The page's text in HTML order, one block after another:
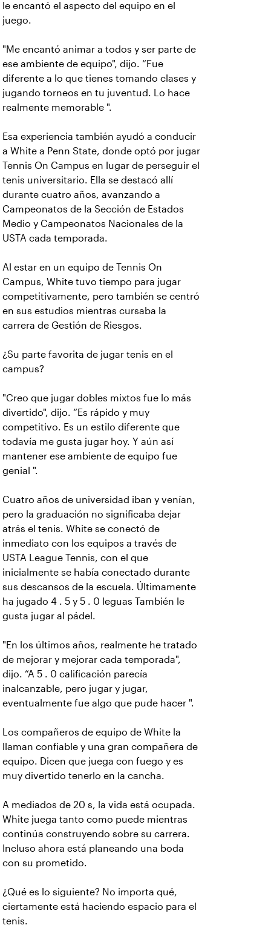
le encantó el aspecto del equipo en el
juego.
"Me encantó animar a todos y ser parte de
ese ambiente de equipo", dijo. “Fue
diferente a lo que tienes tomando clases y
jugando torneos en tu juventud. Lo hace
realmente memorable ".
Esa experiencia también ayudó a conducir
a White a Penn State, donde optó por jugar
Tennis On Campus en lugar de perseguir el
tenis universitario. Ella se destacó allí
durante cuatro años, avanzando a
Campeonatos de la Sección de Estados
Medio y Campeonatos Nacionales de la
USTA cada temporada.
Al estar en un equipo de Tennis On
Campus, White tuvo tiempo para jugar
competitivamente, pero también se centró
en sus estudios mientras cursaba la
carrera de Gestión de Riesgos.
¿Su parte favorita de jugar tenis en el
campus?
"Creo que jugar dobles mixtos fue lo más
divertido", dijo. “Es rápido y muy
competitivo. Es un estilo diferente que
todavía me gusta jugar hoy. Y aún así
mantener ese ambiente de equipo fue
genial ".
Cuatro años de universidad iban y venían,
pero la graduación no significaba dejar
atrás el tenis. White se conectó de
inmediato con los equipos a través de
USTA League Tennis, con el que
inicialmente se había conectado durante
sus descansos de la escuela. Últimamente
ha jugado 4 . 5 y 5 . 0 leguas También le
gusta jugar al pádel.
"En los últimos años, realmente he tratado
de mejorar y mejorar cada temporada",
dijo. “A 5 . 0 calificación parecía
inalcanzable, pero jugar y jugar,
eventualmente fue algo que pude hacer ".
Los compañeros de equipo de White la
llaman confiable y una gran compañera de
equipo. Dicen que juega con fuego y es
muy divertido tenerlo en la cancha.
A mediados de 20 s, la vida está ocupada.
White juega tanto como puede mientras
continúa construyendo sobre su carrera.
Incluso ahora está planeando una boda
con su prometido.
¿Qué es lo siguiente? No importa qué,
ciertamente está haciendo espacio para el
tenis.